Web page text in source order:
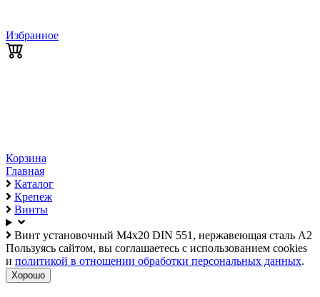
Избранное
Корзина
Главная
Каталог
Крепеж
Винты
Винт установочный М4х20 DIN 551, нержавеющая сталь А2
Пользуясь сайтом, вы соглашаетесь с использованием cookies
и политикой в отношении обработки персональных данных.
Хорошо